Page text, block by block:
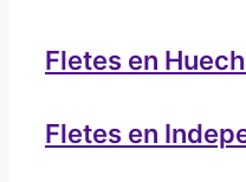
Fletes en
Fletes en